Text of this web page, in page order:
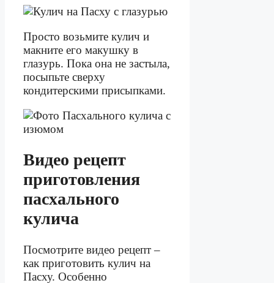
Просто возьмите кулич и
макните его макушку в
глазурь. Пока она не застыла,
посыпьте сверху
кондитерскими присыпками.
Видео рецепт
приготовления
пасхального
кулича
Посмотрите видео рецепт –
как приготовить кулич на
Пасху. Особенно